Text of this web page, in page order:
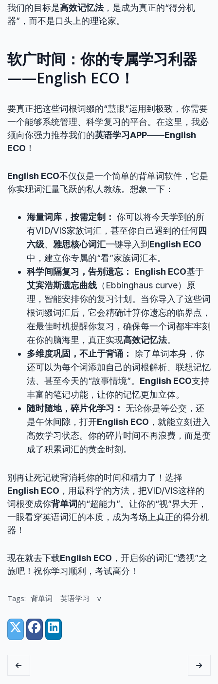
我们的目标是高效记忆法，是成为真正的“得分机
器”，而不是口头上的理论家。
软广时间：你的专属学习利器
——English ECO！
要真正把这些词根词缀的“慧眼”运用到极致，你需要
一个能够系统管理、科学复习的平台。在这里，我必
须向你强力推荐我们的英语学习APP——English
ECO ！
English ECO不仅仅是一个简单的背单词软件，它是
你实现词汇量飞跃的私人教练。想象一下：
海量词库，按需定制： 你可以将今天学到的所
有VID/VIS家族词汇，甚至你自己遇到的任何四
六级、 雅思核心词汇一键导入到 English ECO
中，建立你专属的“看”家族词汇本。
科学间隔复习，告别遗忘：
English ECO基于
艾宾浩斯遗忘曲线 （Ebbinghaus curve）原
理，智能安排你的复习计划。当你导入了这些词
根词缀词汇后，它会精确计算你遗忘的临界点，
在最佳时机提醒你复习，确保每一个词都牢牢刻
在你的脑海里，真正实现高效记忆法。
多维度巩固，不止于背诵：
除了单词本身，你
还可以为每个词添加自己的词根解析、联想记忆
法、甚至今天的“故事情境”。 English ECO支持
丰富的笔记功能，让你的记忆更加立体。
随时随地，碎片化学习：
无论你是等公交，还
是午休间隙，打开English ECO ，就能立刻进入
高效学习状态。你的碎片时间不再浪费，而是变
成了积累词汇的黄金时刻。
别再让死记硬背消耗你的时间和精力了！选择
English ECO ，用最科学的方法，把VID/VIS这样的
词根变成你背单词的“超能力”。让你的“视”界大开，
一眼看穿英语词汇的本质，成为考场上真正的得分机
器！
现在就去下载English ECO ，开启你的词汇“透视”之
旅吧！祝你学习顺利，考试高分！
Tags: 背单词 英语学习 v
Share:
X (Twitter)
FacebookLinkedIn